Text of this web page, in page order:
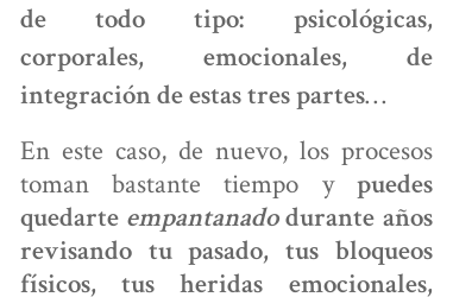
de todo tipo: psicológicas,
corporales, emocionales, de
integración de estas tres partes…
En este caso, de nuevo, los procesos
toman bastante tiempo y
puedes
quedarte empantanadodurante años
revisando tu pasado, tus bloqueos
físicos, tus heridas emocionales,